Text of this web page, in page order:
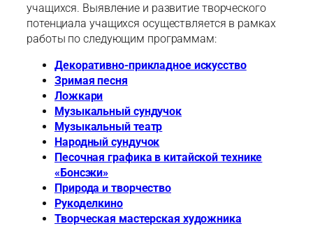
учащихся. Выявление и развитие творческого
потенциала учащихся осуществляется в рамках
работы по следующим программам:
Декоративно-прикладное искусство
Зримая песня
Ложкари
Музыкальный сундучок
Музыкальный театр
Народный сундучок
Песочная графика в китайской технике
«Бонсэки»
Природа и творчество
Рукоделкино
Творческая мастерская художника